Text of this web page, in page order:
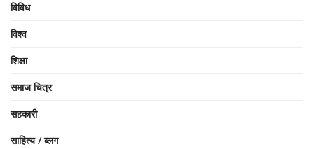
विविध
विश्व
शिक्षा
समाज चित्र
सहकारी
साहित्य / ब्लग